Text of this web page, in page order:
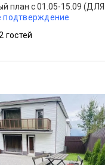
подтверждение
гостей